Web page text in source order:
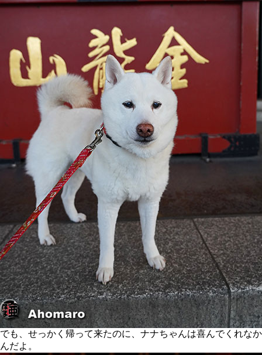
、せっかく帰って来たのに、ナナちゃんは喜んでくれな
だよ。